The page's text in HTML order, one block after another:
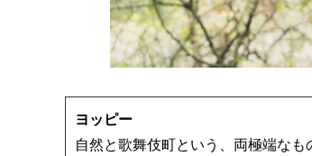
ヨッピー
自然と歌舞伎町という、両極端な